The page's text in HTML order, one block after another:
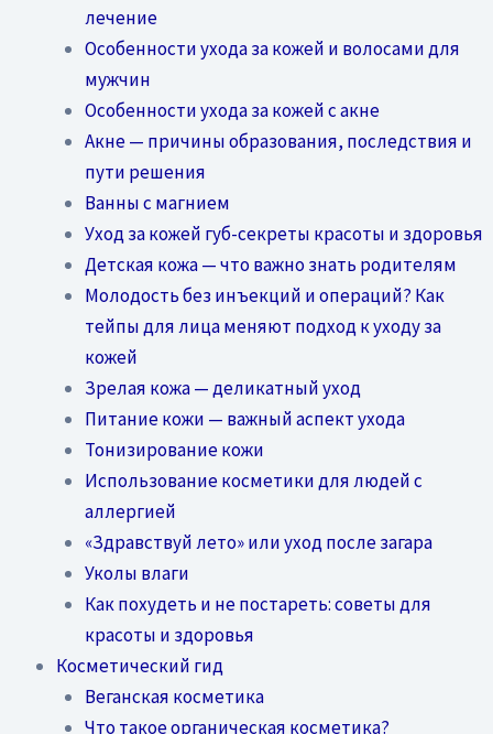
лечение
Особенности ухода за кожей и волосами для
мужчин
Особенности ухода за кожей с акне
Акне — причины образования, последствия и
пути решения
Ванны с магнием
Уход за кожей губ-секреты красоты и здоровья
Детская кожа — что важно знать родителям
Молодость без инъекций и операций? Как
тейпы для лица меняют подход к уходу за
кожей
Зрелая кожа — деликатный уход
Питание кожи — важный аспект ухода
Тонизирование кожи
Использование косметики для людей с
аллергией
«Здравствуй лето» или уход после загара
Уколы влаги
Как похудеть и не постареть: советы для
красоты и здоровья
Косметический гид
Веганская косметика
Что такое органическая косметика?